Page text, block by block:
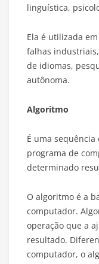
linguística,
Ela é utilizada
falhas
de idiomas,
autônoma.
Algoritmo
É uma
programa de
determinado
O algoritmo é a
computador.
operação que a
resultado.
computador, o